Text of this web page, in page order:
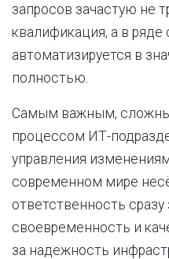
запросов зачастую не
квалификация, а в ряде
автоматизируется в
полностью.
Самым важным,
процессом ИТ-
управления
современном мире
ответственность сразу
своевременность и
за надежность